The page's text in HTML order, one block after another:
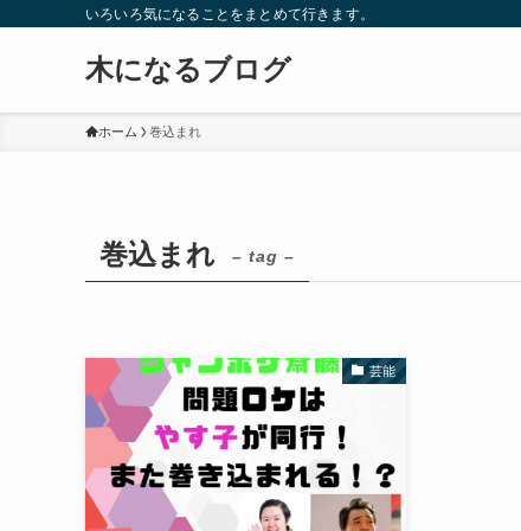
いろいろ気になることをまとめて行きます。
木になるブログ
ホーム 巻込まれ
巻込まれ – tag –
芸能